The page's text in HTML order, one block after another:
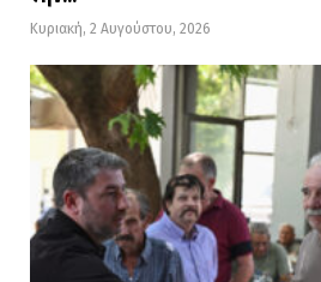
Κυριακή, 2 Αυγούστου, 2026